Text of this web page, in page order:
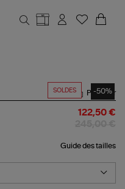
SOLDES -50%
Partager
122,50 €
Guide des tailles